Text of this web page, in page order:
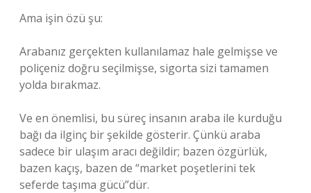
Ama işin özü şu:
Arabanız gerçekten kullanılamaz hale gelmişse ve
poliçeniz doğru seçilmişse, sigorta sizi tamamen
yolda bırakmaz.
Ve en önemlisi, bu süreç insanın araba ile kurduğu
bağı da ilginç bir şekilde gösterir. Çünkü araba
sadece bir ulaşım aracı değildir; bazen özgürlük,
bazen kaçış, bazen de “market poşetlerini tek
seferde taşıma gücü”dür.